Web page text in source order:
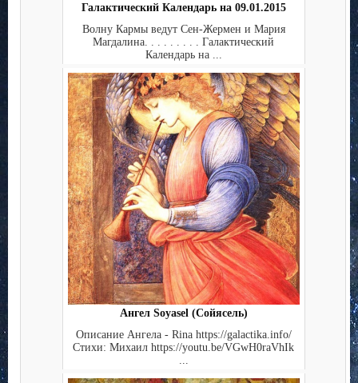
Галактический Календарь на 09.01.2015
Волну Кармы ведут Сен-Жермен и Мария
Магдалина. . . . . . . . . Галактический
Календарь на ...
Ангел Soyasel (Сойясель)
Описание Ангела - Rina https://galactika.info/
Стихи: Михаил https://youtu.be/VGwH0raVhIk